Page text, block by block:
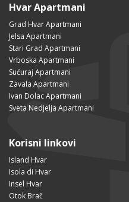
Hvar Apartmani
Grad Hvar Apartmani
Jelsa Apartmani
Stari Grad Apartmani
Vrboska Apartmani
Sućuraj Apartmani
Zavala Apartmani
Ivan Dolac Apartmani
Sveta Nedjelja Apartmani
Korisni linkovi
Island Hvar
Isola di Hvar
Insel Hvar
Otok Brač